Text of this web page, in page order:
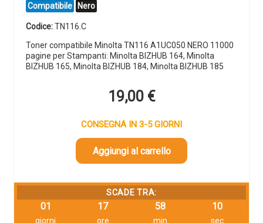
Compatibile Nero
Codice:TN116.C
Toner compatibile Minolta TN116 A1UC050 NERO 11000
pagine per Stampanti: Minolta BIZHUB 164, Minolta
BIZHUB 165, Minolta BIZHUB 184, Minolta BIZHUB 185
19,00 €
CONSEGNA IN 3-5 GIORNI
Aggiungi al carrello
SCADE TRA:
01
giorni
17
ore
58
min
09
sec